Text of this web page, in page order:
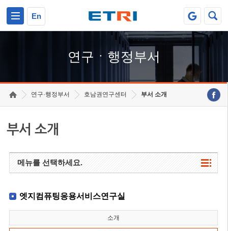
En
연구ㆍ행정부서
연구·행정부서 호남권연구센터 부서 소개
부서 소개
메뉴를 선택하세요.
엣지컴퓨팅응용서비스연구실
소개